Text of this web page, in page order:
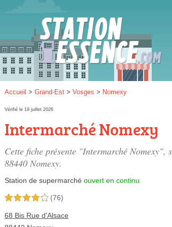
Accueil > Grand-Est > Vosges > Nomexy
Vérifié le 19 juillet 2026
Intermarché Nomexy
Cette fiche présente "Intermarché Nomexy",
88440 Nomexy.
Station de supermarché ouvert en continu
4,0 étoiles sur 5 (76)
68 Bis Rue d'Alsace
Gazole :
SP 98 :
SP 95 :